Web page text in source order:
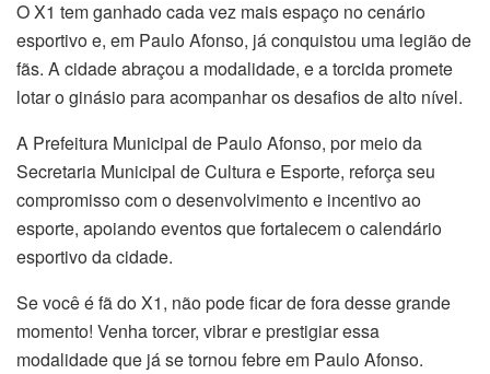
O X1 tem ganhado cada vez mais espaço no cenário
esportivo e, em Paulo Afonso, já conquistou uma legião de
fãs. A cidade abraçou a modalidade, e a torcida promete
lotar o ginásio para acompanhar os desafios de alto nível.
A Prefeitura Municipal de Paulo Afonso, por meio da
Secretaria Municipal de Cultura e Esporte, reforça seu
compromisso com o desenvolvimento e incentivo ao
esporte, apoiando eventos que fortalecem o calendário
esportivo da cidade.
Se você é fã do X1, não pode ficar de fora desse grande
momento! Venha torcer, vibrar e prestigiar essa
modalidade que já se tornou febre em Paulo Afonso.